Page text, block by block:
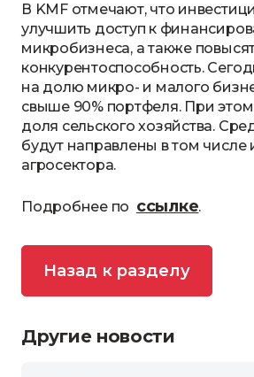
В KMF отмечают, что
улучшить доступ к
микробизнеса, а также
конкурентоспособность.
на долю микро- и малого
свыше 90% портфеля. При этом
доля сельского хозяйства.
будут направлены в том
агросектора.
Подробнее по ссылке.
Назад к разделу
Другие новости